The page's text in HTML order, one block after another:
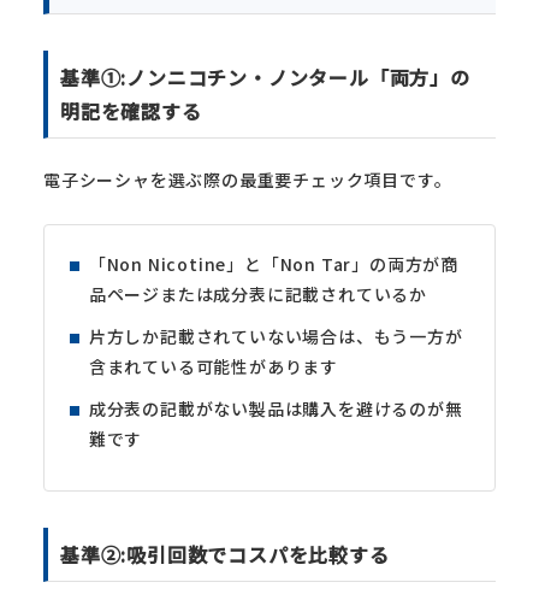
基準①:ノンニコチン・ノンタール「両方」の
明記を確認する
電子シーシャを選ぶ際の最重要チェック項目です。
「Non Nicotine」と「Non Tar」の両方が商
品ページまたは成分表に記載されているか
片方しか記載されていない場合は、もう一方が
含まれている可能性があります
成分表の記載がない製品は購入を避けるのが無
難です
基準②:吸引回数でコスパを比較する